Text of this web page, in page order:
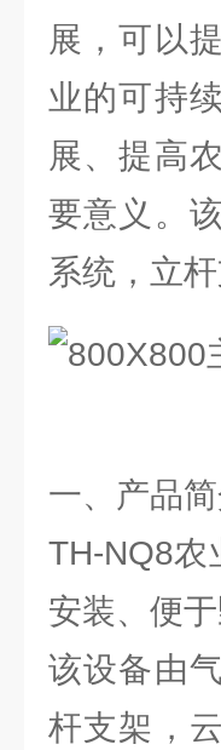
展，可以
业的可持
展、提高
要意义。
系统，立
一、产品
TH-NQ8农
安装、便
该设备由
杆支架，